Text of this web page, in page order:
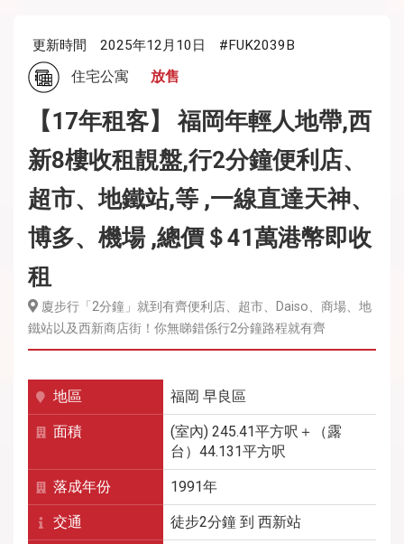
更新時間 2025年12月10日 #FUK2039B
住宅公寓 放售
【17年租客】 福岡年輕人地帶,西
新8樓收租靚盤,行2分鐘便利店、
超市、地鐵站,等 ,一線直達天神、
博多、機場 ,總價＄41萬港幣即收
租
廈步行「2分鐘」就到有齊便利店、超市、Daiso、商場、地
鐵站以及西新商店街！你無睇錯係行2分鐘路程就有齊
地區 福岡 早良區
面積
(室內) 245.41平方呎＋（露
台）44.131平方呎
落成年份 1991年
交通 徒步2分鐘 到 西新站